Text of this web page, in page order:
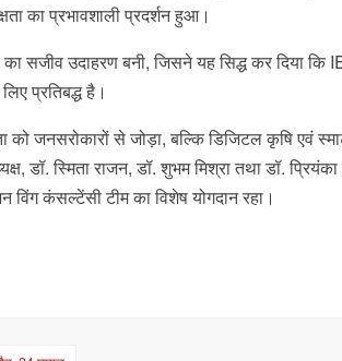
का प्रभावशाली प्रदर्शन हुआ।
सजीव उदाहरण बनी, जिसने यह सिद्ध कर दिया कि
प्रतिबद्ध है।
से जोड़ा, बल्कि डिजिटल कृषि एवं
डॉ. स्मिता राजन, डॉ. शुभम मिश्रा तथा डॉ.
विंग कंसल्टेंसी टीम का विशेष योगदान रहा।